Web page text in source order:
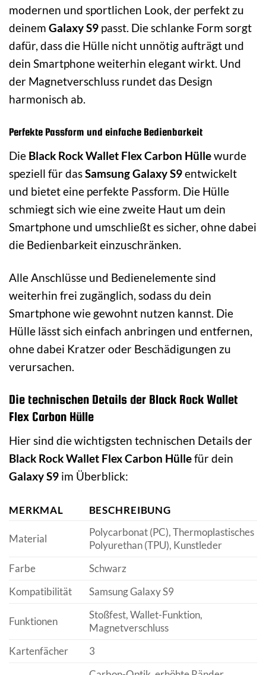
modernen und sportlichen Look, der perfekt zu
deinem Galaxy S9 passt. Die schlanke Form sorgt
dafür, dass die Hülle nicht unnötig aufträgt und
dein Smartphone weiterhin elegant wirkt. Und
der Magnetverschluss rundet das Design
harmonisch ab.
Perfekte Passform und einfache Bedienbarkeit
Die Black Rock Wallet Flex Carbon Hüllewurde
speziell für dasSamsung Galaxy S9entwickelt
und bietet eine perfekte Passform. Die Hülle
schmiegt sich wie eine zweite Haut um dein
Smartphone und umschließt es sicher, ohne dabei
die Bedienbarkeit einzuschränken.
Alle Anschlüsse und Bedienelemente sind
weiterhin frei zugänglich, sodass du dein
Smartphone wie gewohnt nutzen kannst. Die
Hülle lässt sich einfach anbringen und entfernen,
ohne dabei Kratzer oder Beschädigungen zu
verursachen.
Die technischen Details der Black Rock Wallet
Flex Carbon Hülle
Hier sind die wichtigsten technischen Details der
Black Rock Wallet Flex Carbon Hüllefür dein
Galaxy S9 im Überblick:
MERKMAL BESCHREIBUNG
Material
Polycarbonat (PC), Thermoplastisches
Polyurethan (TPU), Kunstleder
Farbe
Schwarz
Kompatibilität
Samsung Galaxy S9
Funktionen
Stoßfest, Wallet-Funktion,
Magnetverschluss
Kartenfächer
3